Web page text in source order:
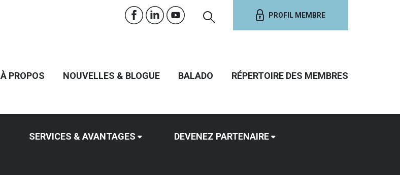
PROFIL MEMBRE
À PROPOS NOUVELLES & BLOGUE BALADO RÉPERTOIRE DES MEMBRES
SERVICES & AVANTAGES DEVENEZ PARTENAIRE